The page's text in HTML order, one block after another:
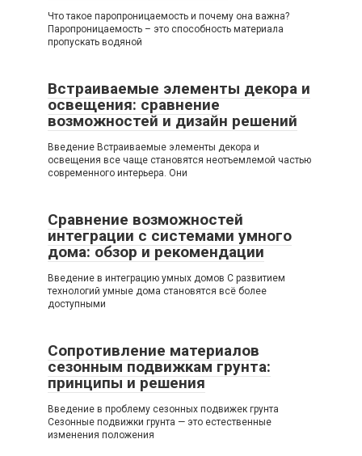
Что такое паропроницаемость и почему она важна?
Паропроницаемость – это способность материала
пропускать водяной
Встраиваемые элементы декора и
освещения: сравнение
возможностей и дизайн решений
Введение Встраиваемые элементы декора и
освещения все чаще становятся неотъемлемой частью
современного интерьера. Они
Сравнение возможностей
интеграции с системами умного
дома: обзор и рекомендации
Введение в интеграцию умных домов С развитием
технологий умные дома становятся всё более
доступными
Сопротивление материалов
сезонным подвижкам грунта:
принципы и решения
Введение в проблему сезонных подвижек грунта
Сезонные подвижки грунта — это естественные
изменения положения